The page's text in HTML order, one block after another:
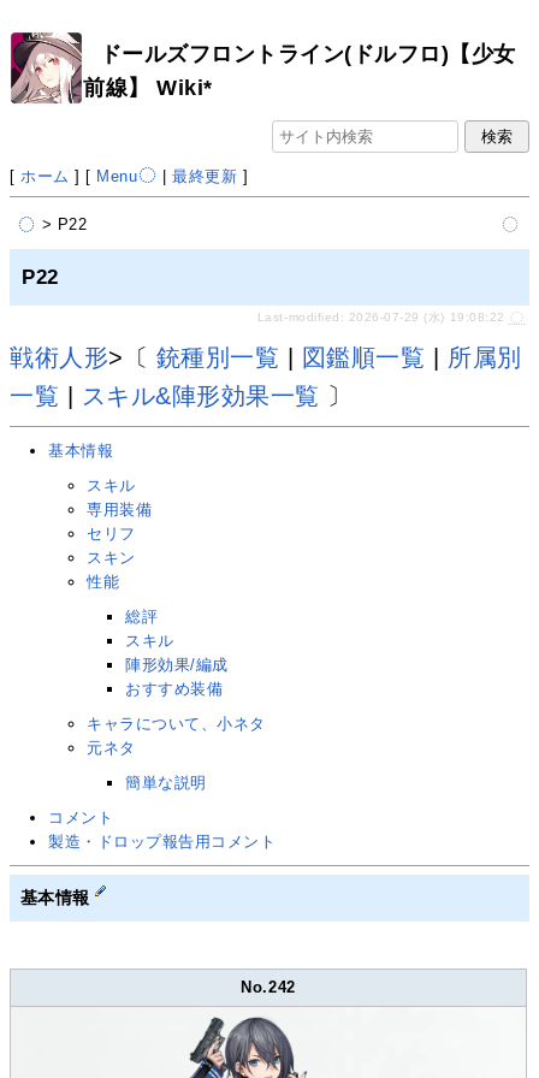
ドールズフロントライン(ドルフロ)【少女
前線】 Wiki*
[ ホーム ] [ Menu |最終更新 ]
> P22
P22
Last-modified: 2026-07-29 (水) 19:08:22
戦術人形>〔 銃種別一覧 図鑑順一覧
所属別
一覧
スキル&陣形効果一覧 〕
基本情報
スキル
専用装備
セリフ
スキン
性能
総評
スキル
陣形効果/編成
おすすめ装備
キャラについて、小ネタ
元ネタ
簡単な説明
コメント
製造・ドロップ報告用コメント
基本情報
No.242